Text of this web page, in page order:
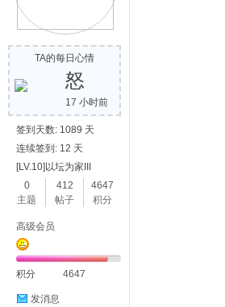
TA的每日心情
怒
17 小时前
签到天数: 1089 天
连续签到: 12 天
[LV.10]以坛为家III
0
主题
412
帖子
4647
积分
高级会员
积分 4647
发消息